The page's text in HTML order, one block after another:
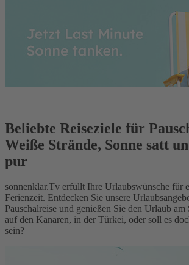
Beliebte Reiseziele für
Weiße Strände, Sonne satt
pur
sonnenklar.Tv erfüllt Ihre Urlaubswünsche für
Ferienzeit. Entdecken Sie unsere
Pauschalreise und genießen Sie den Urlaub
auf den Kanaren, in der Türkei, oder soll es
sein?